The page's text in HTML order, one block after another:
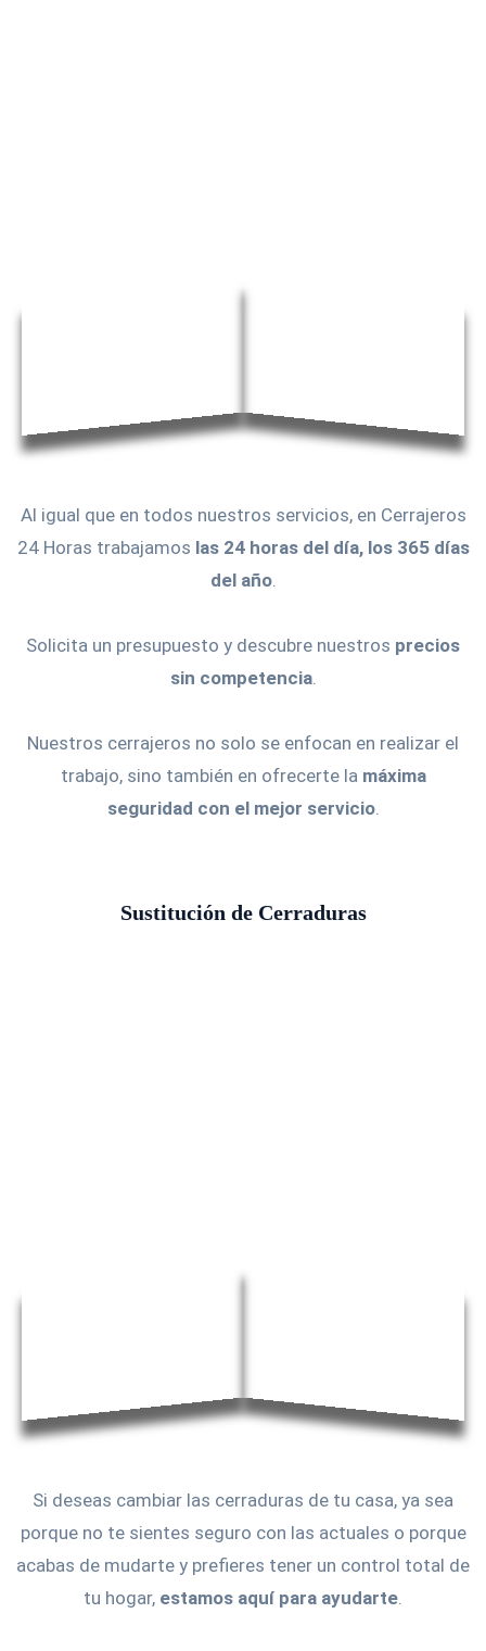
Al igual que en todos nuestros servicios, en Cerrajeros
24 Horas trabajamos las 24 horas del día, los 365 días
del año.
Solicita un presupuesto y descubre nuestros precios
sin competencia.
Nuestros cerrajeros no solo se enfocan en realizar el
trabajo, sino también en ofrecerte la máxima
seguridad con el mejor servicio.
Sustitución de Cerraduras
Si deseas cambiar las cerraduras de tu casa, ya sea
porque no te sientes seguro con las actuales o porque
acabas de mudarte y prefieres tener un control total de
tu hogar, estamos aquí para ayudarte.